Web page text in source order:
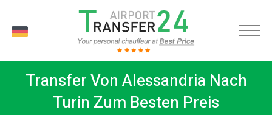
Transfer Von Alessandria Nach
Turin Zum Besten Preis